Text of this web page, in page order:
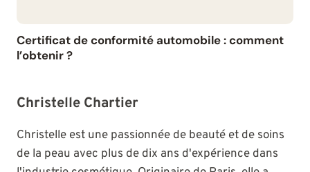
Certificat de conformité automobile : comment
l’obtenir ?
Christelle Chartier
Christelle est une passionnée de beauté et de soins
de la peau avec plus de dix ans d'expérience dans